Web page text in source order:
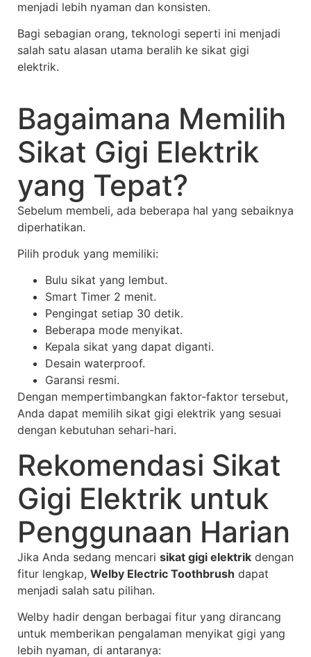
menjadi lebih nyaman dan konsisten.
Bagi sebagian orang, teknologi seperti ini menjadi
salah satu alasan utama beralih ke sikat gigi
elektrik.
Bagaimana Memilih
Sikat Gigi Elektrik
yang Tepat?
Sebelum membeli, ada beberapa hal yang sebaiknya
diperhatikan.
Pilih produk yang memiliki:
Bulu sikat yang lembut.
Smart Timer 2 menit.
Pengingat setiap 30 detik.
Beberapa mode menyikat.
Kepala sikat yang dapat diganti.
Desain waterproof.
Garansi resmi.
Dengan mempertimbangkan faktor-faktor tersebut,
Anda dapat memilih sikat gigi elektrik yang sesuai
dengan kebutuhan sehari-hari.
Rekomendasi Sikat
Gigi Elektrik untuk
Penggunaan Harian
Jika Anda sedang mencari sikat gigi elektrik dengan
fitur lengkap, Welby Electric Toothbrush dapat
menjadi salah satu pilihan.
Welby hadir dengan berbagai fitur yang dirancang
untuk memberikan pengalaman menyikat gigi yang
lebih nyaman, di antaranya: